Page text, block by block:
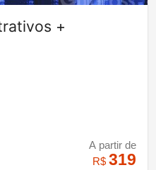
+
A partir de
R$ 319